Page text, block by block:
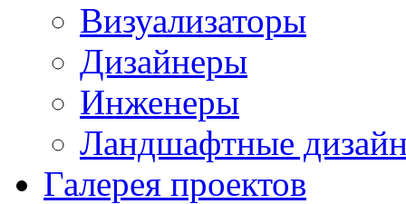
Визуализаторы
Дизайнеры
Инженеры
Ландшафтные
Галерея проектов